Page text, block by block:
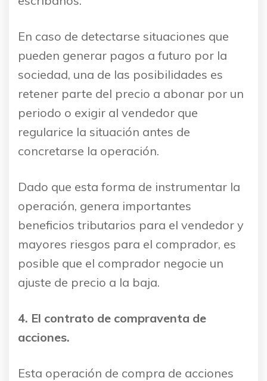
En caso de detectarse situaciones que
pueden generar pagos a futuro por la
sociedad, una de las posibilidades es
retener parte del precio a abonar por un
periodo o exigir al vendedor que
regularice la situación antes de
concretarse la operación.
Dado que esta forma de instrumentar la
operación, genera importantes
beneficios tributarios para el vendedor y
mayores riesgos para el comprador, es
posible que el comprador negocie un
ajuste de precio a la baja.
4. El contrato de compraventa de
acciones.
Esta operación de compra de acciones